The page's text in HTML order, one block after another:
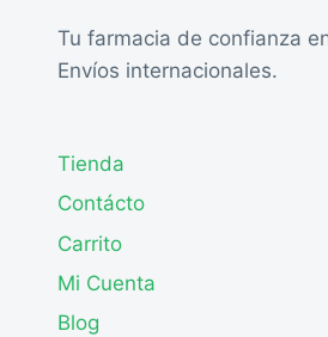
Tu farmacia de confianza
Envíos internacionales.
Tienda
Contácto
Carrito
Mi Cuenta
Blog